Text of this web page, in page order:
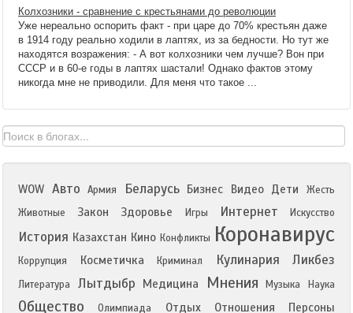
Колхозники - сравнение с крестьянами до революции
Уже нереально оспорить факт - при царе до 70% крестьян даже
в 1914 году реально ходили в лаптях, из за бедности. Но тут же
находятся возражения: - А вот колхозники чем лучше? Вон при
СССР и в 60-е годы в лаптях шастали! Однако фактов этому
никогда мне не приводили. Для меня что такое ...
WOW Авто Армия Беларусь Бизнес Видео Дети
Жесть
Животные
Закон Здоровье Игры Интернет Искусство
История Казахстан Кино Конфликты Коронавирус
Коррупция Косметичка Криминал Кулинария Ликбез
Литература Лытдыбр Медицина Мнения Музыка Наука
Общество Олимпиада Отдых Отношения Персоны